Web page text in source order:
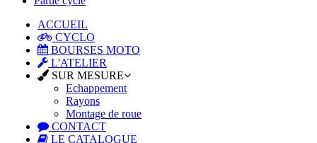
ACCUEIL
CYCLO
BOURSES MOTO
L'ATELIER
SUR MESURE
Echappement
Rayons
Montage de roue
CONTACT
LE CATALOGUE